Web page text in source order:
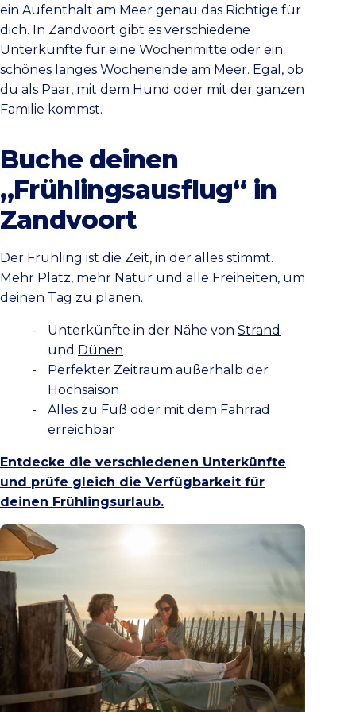
ein Aufenthalt am Meer genau das Richtige für
dich. In Zandvoort gibt es verschiedene
Unterkünfte für eine Wochenmitte oder ein
schönes langes Wochenende am Meer. Egal, ob
du als Paar, mit dem Hund oder mit der ganzen
Familie kommst.
Buche deinen
„Frühlingsausflug“ in
Zandvoort
Der Frühling ist die Zeit, in der alles stimmt.
Mehr Platz, mehr Natur und alle Freiheiten, um
deinen Tag zu planen.
Unterkünfte in der Nähe von Strand
und Dünen
Perfekter Zeitraum außerhalb der
Hochsaison
Alles zu Fuß oder mit dem Fahrrad
erreichbar
Entdecke die verschiedenen Unterkünfte
und prüfe gleich die Verfügbarkeit für
deinen Frühlingsurlaub.